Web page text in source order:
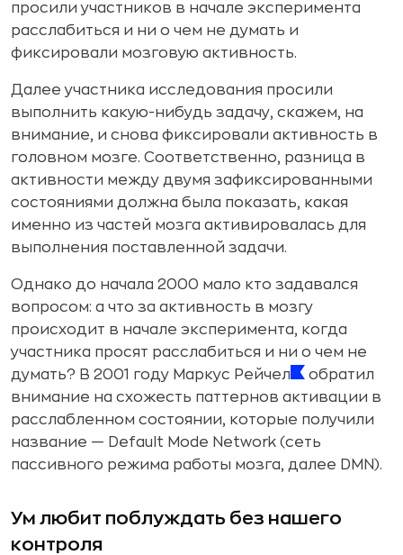
просили участников в начале эксперимента
расслабиться и ни о чем не думать и
фиксировали мозговую активность.
Далее участника исследования просили
выполнить какую-нибудь задачу, скажем, на
внимание, и снова фиксировали активность в
головном мозге. Соответственно, разница в
активности между двумя зафиксированными
состояниями должна была показать, какая
именно из частей мозга активировалась для
выполнения поставленной задачи.
Однако до начала 2000 мало кто задавался
вопросом: а что за активность в мозгу
происходит в начале эксперимента, когда
участника просят расслабиться и ни о чем не
думать? В 2001 году Маркус Рейчел
обратил
внимание на схожесть паттернов активации в
расслабленном состоянии, которые получили
название — Default Mode Network (сеть
пассивного режима работы мозга, далее DMN).
Ум любит поблуждать без нашего
контроля